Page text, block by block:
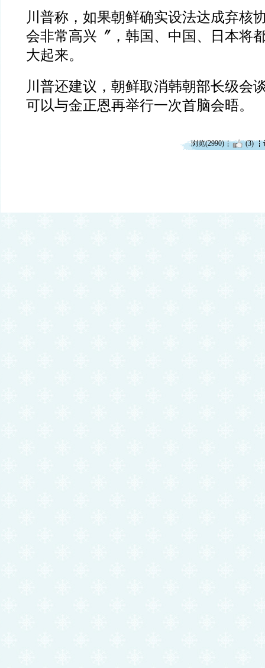
川普称，如果朝鲜确实设法达成弃核
会非常高兴〞，韩国、中国、日本将
大起来。
川普还建议，朝鲜取消韩朝部长级会
可以与金正恩再举行一次首脑会晤。
浏览(2990) (3)